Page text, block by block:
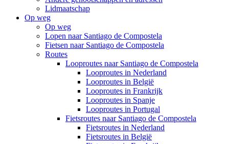
Lidmaatschap
Op weg
Op weg
Lopen naar Santiago de Compostela
Fietsen naar Santiago de Compostela
Routes
Looproutes naar Santiago de Compostela
Looproutes in Nederland
Looproutes in België
Looproutes in Frankrijk
Looproutes in Spanje
Looproutes in Portugal
Fietsroutes naar Santiago de Compostela
Fietsroutes in Nederland
Fietsroutes in België